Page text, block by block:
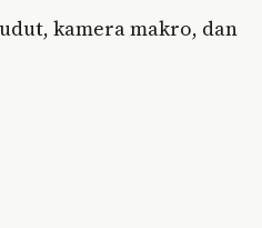
kamera makro, dan